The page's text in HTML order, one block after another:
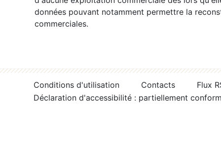
données pouvant notamment permettre la
commerciales.
Conditions d'utilisation Contacts
Flux
Déclaration d'accessibilité : partiellement